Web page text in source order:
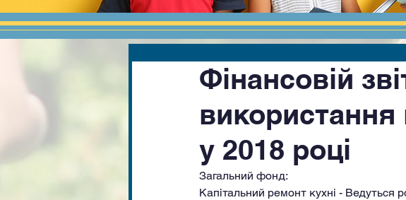
Фінансовій
використання
у 2018 році
Капітальний ремонт кухні - Ведуться